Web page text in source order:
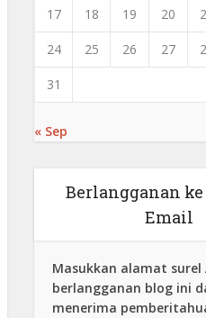
17 18 19 20
24 25 26 27
31
« Sep
Berlangganan
Email
Masukkan alamat
berlangganan blog ini
menerima